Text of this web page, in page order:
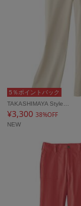
5％ポイントバック
TAKASHIMAYA Style…
¥3,300 38%OFF
NEW